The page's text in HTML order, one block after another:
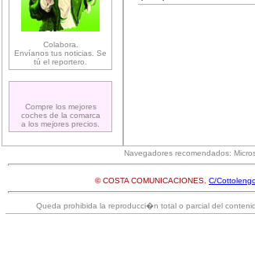
Colabora.
Envíanos tus noticias. Se
tú el reportero.
Compre los mejores
coches de la comarca
a los mejores precios.
Navegadores recomendados:
© COSTA COMUNICACIONES. C/
Queda prohibida la reproducci�n total o parcial del